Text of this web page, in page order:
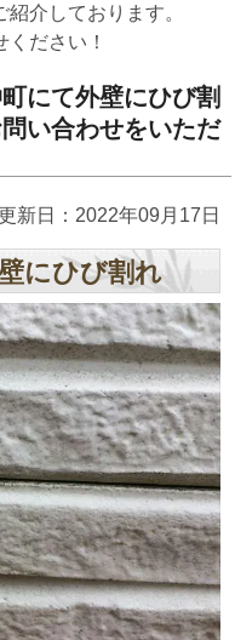
介しております。
ださい！
にて外壁にひび割
い合わせをいただ
新日：2022年09月17日
にひび割れ